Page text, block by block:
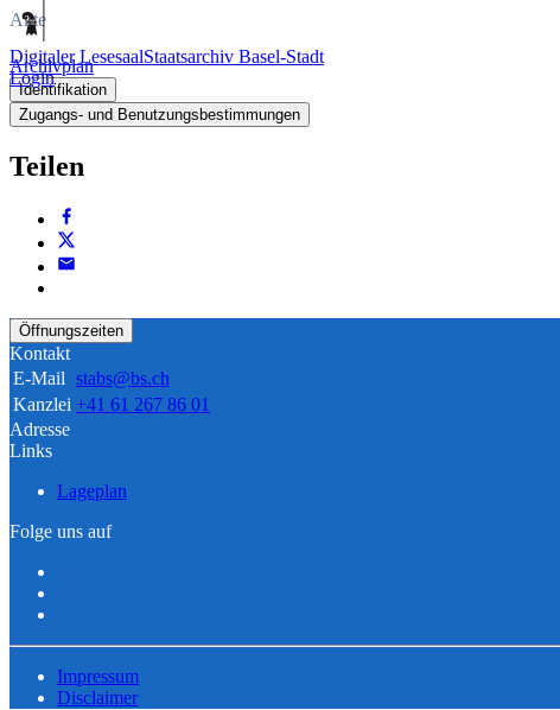
Digitaler LesesaalStaatsarchiv Basel-Stadt
Login
Akte
Archivplan
Identifikation
Zugangs- und Benutzungsbestimmungen
Teilen
Öffnungszeiten
Kontakt
E-Mail stabs@bs.ch
Kanzlei +41 61 267 86 01
Adresse
Links
Lageplan
Folge uns auf
Impressum
Disclaimer